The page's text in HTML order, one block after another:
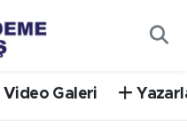
Video Galeri